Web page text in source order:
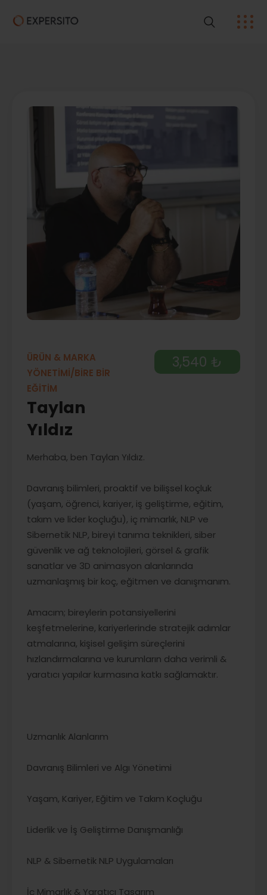
ÜRÜN & MARKA
YÖNETİMİ/BİRE BİR
EĞİTİM
Taylan
Yıldız
3,540 ₺
Merhaba, ben Taylan Yıldız.
Davranış bilimleri, proaktif ve bilişsel koçluk
(yaşam, öğrenci, kariyer, iş geliştirme, eğitim,
takım ve lider koçluğu), iç mimarlık, NLP ve
Sibernetik NLP, bireyi tanıma teknikleri, siber
güvenlik ve ağ teknolojileri, görsel & grafik
sanatlar ve 3D animasyon alanlarında
uzmanlaşmış bir koç, eğitmen ve danışmanım.
Amacım; bireylerin potansiyellerini
keşfetmelerine, kariyerlerinde stratejik adımlar
atmalarına, kişisel gelişim süreçlerini
hızlandırmalarına ve kurumların daha verimli &
yaratıcı yapılar kurmasına katkı sağlamaktır.
Uzmanlık Alanlarım
Davranış Bilimleri ve Algı Yönetimi
Yaşam, Kariyer, Eğitim ve Takım Koçluğu
Liderlik ve İş Geliştirme Danışmanlığı
NLP & Sibernetik NLP Uygulamaları
İç Mimarlık & Yaratıcı Tasarım